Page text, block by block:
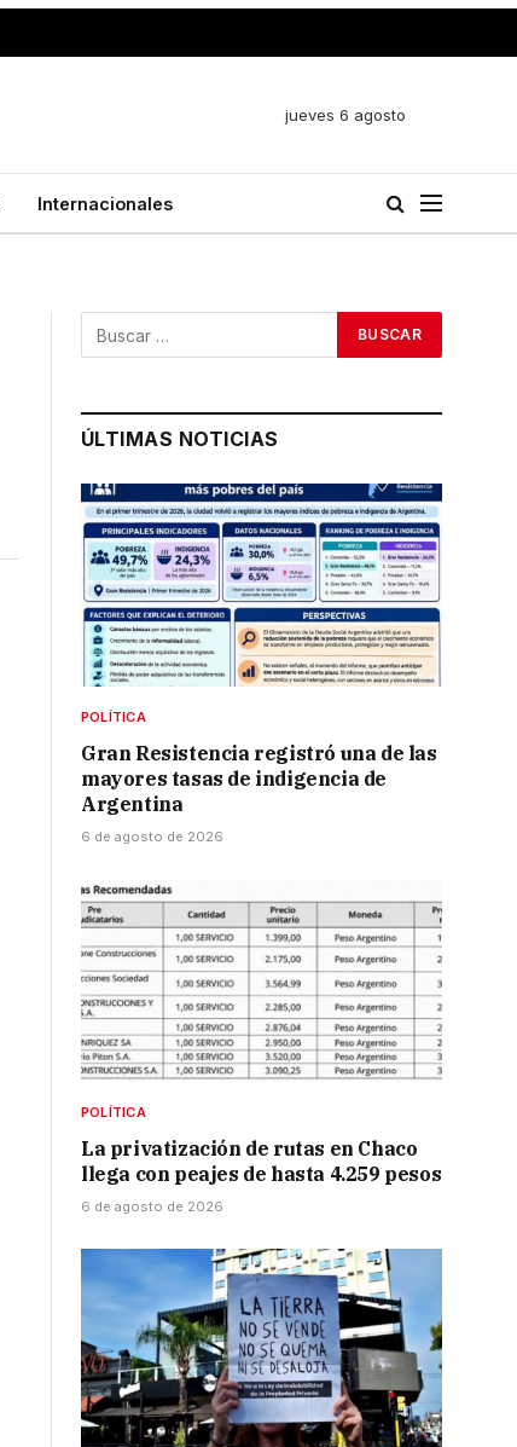
jueves 6 agosto
Internacionales
ÚLTIMAS NOTICIAS
POLÍTICA
Gran Resistencia registró una de las
mayores tasas de indigencia de
Argentina
6 de agosto de 2026
POLÍTICA
La privatización de rutas en Chaco
llega con peajes de hasta 4.259 pesos
6 de agosto de 2026